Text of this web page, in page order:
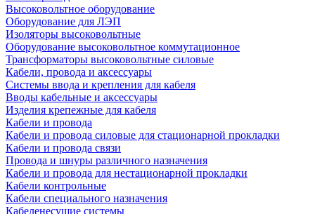
Высоковольтное оборудование
Оборудование для ЛЭП
Изоляторы высоковольтные
Оборудование высоковольтное коммутационное
Трансформаторы высоковольтные силовые
Кабели, провода и аксессуары
Системы ввода и крепления для кабеля
Вводы кабельные и аксессуары
Изделия крепежные для кабеля
Кабели и провода
Кабели и провода силовые для стационарной прокладки
Кабели и провода связи
Провода и шнуры различного назначения
Кабели и провода для нестационарной прокладки
Кабели контрольные
Кабели специального назначения
Кабеленесущие системы